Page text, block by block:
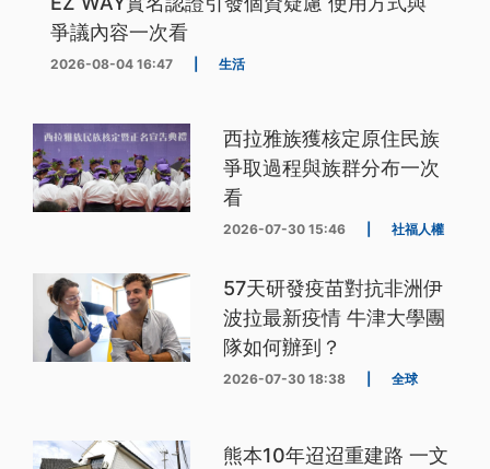
爭議內容一次看
2026-08-04 16:47 生活
西拉雅族獲核定原住民族
爭取過程與族群分布一次
看
2026-07-30 15:46 社福人權
57天研發疫苗對抗非洲伊
波拉最新疫情 牛津大學團
隊如何辦到？
2026-07-30 18:38 全球
熊本10年迢迢重建路 一文